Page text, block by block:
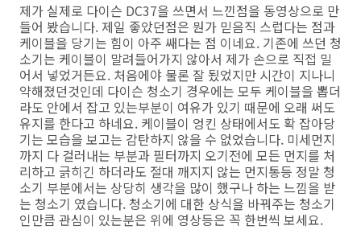
제가 실제로 다이슨 DC37을 쓰면서 느낀점을 동영상으로 만
들어 봤습니다. 제일 좋았던점은 뭔가 믿음직 스럽다는 점과
케이블을 당기는 힘이 아주 쌔다는 점 이네요. 기존에 쓰던 청
소기는 케이블이 말려들어가지 않아서 제가 손으로 직접 밀
어서 넣었거든요. 처음에야 물론 잘 됬었지만 시간이 지나니
약해졌던것인데 다이슨 청소기 경우에는 모두 케이블을 뽑더
라도 안에서 잡고 있는부분이 여유가 있기 때문에 오래 써도
유지를 한다고 하네요. 케이블이 엉킨 상태에서도 확 잡아당
기는 모습을 보고는 감탄하지 않을 수 없었습니다. 미세먼지
까지 다 걸러내는 부분과 필터까지 오기전에 모든 먼지를 처
리하고 긁히긴 하더라도 절대 깨지지 않는 먼지통등 정말 청
소기 부분에서는 상당히 생각을 많이 했구나 하는 느낌을 받
는 청소기 였습니다. 청소기에 대한 상식을 바꿔주는 청소기
인만큼 관심이 있는분은 위에 영상등은 꼭 한번씩 보세요.